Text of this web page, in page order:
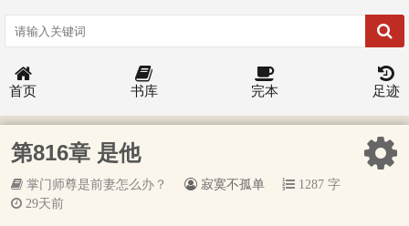
首页 书库 完本 足迹
第816章 是他
掌门师尊是前妻怎么办？ 寂寞不孤单
1287 字
29天前